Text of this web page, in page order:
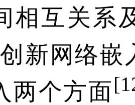
相互关系
新网络嵌
两个方面